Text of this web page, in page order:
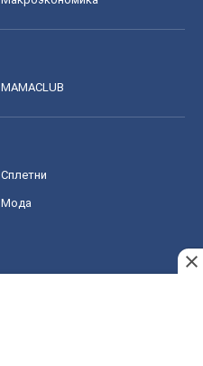
MAMACLUB
Сплетни
Мода